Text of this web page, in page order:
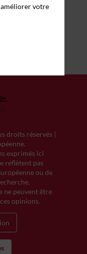
à ce contenu
droits réservés |
exprimés ici
reflètent pas
ou de
ne peuvent être
opinions.
améliorer votre